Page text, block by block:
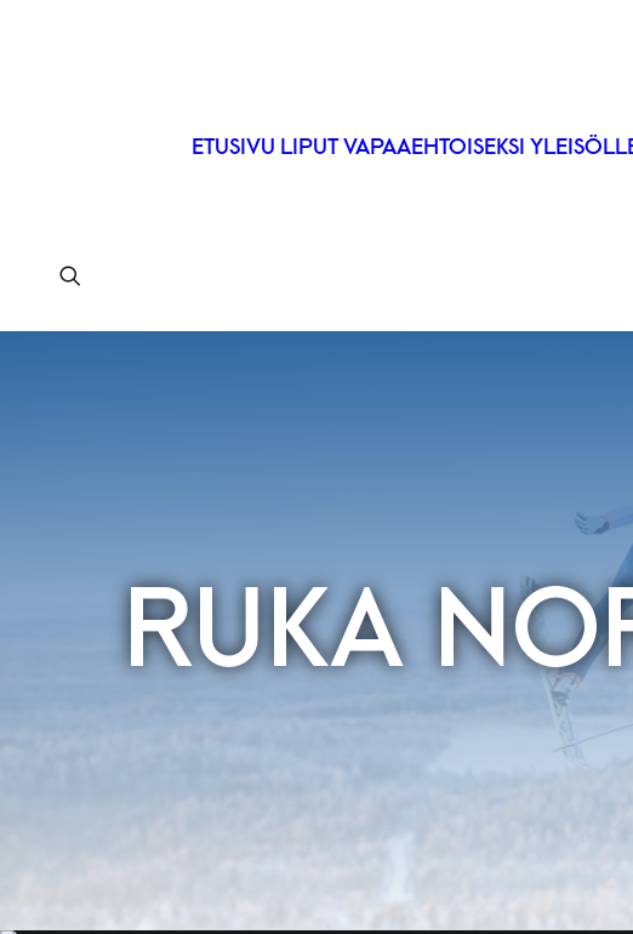
ETUSIVU LIPUT VAPAAEHTOISEKSI
RUKA